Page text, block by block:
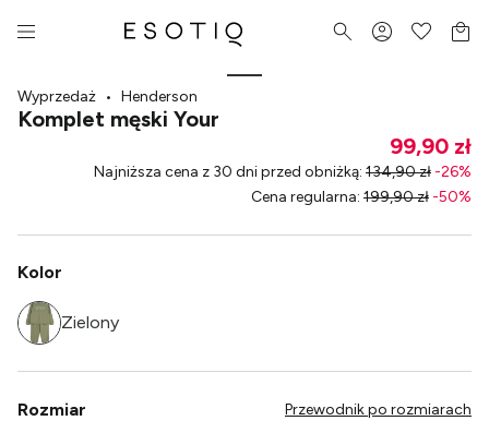
Wyprzedaż • Henderson
Komplet męski Your
99,90 zł
Najniższa cena z 30 dni przed obniżką: 134,90 zł -26%
Cena regularna: 199,90 zł -50%
Kolor
Zielony
Rozmiar Przewodnik po rozmiarach